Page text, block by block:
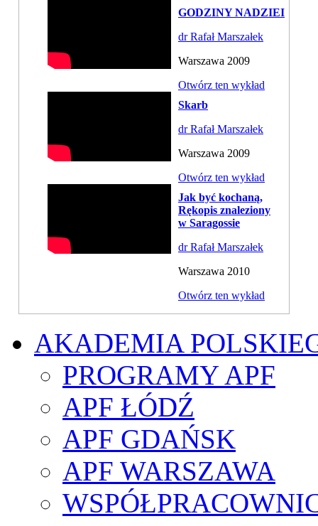
GODZINY NADZIEI
dr Rafał Marszałek
Warszawa 2009
Otwórz ten wykład
Skarb
dr Rafał Marszałek
Warszawa 2009
Otwórz ten wykład
Jak być kochaną,
Rękopis znaleziony
w Saragossie
dr Rafał Marszałek
Warszawa 2010
Otwórz ten wykład
AKADEMIA
PROGRAMY APF
APF ŁÓDŹ
APF GDAŃSK
APF WARSZAWA